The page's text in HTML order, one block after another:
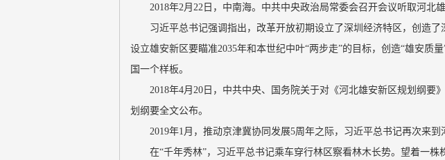
2018年2月22日，中南海。中共中央政治局常委会召开会议听取河北
习近平总书记强调指出，改革开放初期设立了深圳经济特区，创造了
设立雄安新区要瞄准2035年和本世纪中叶“两步走”的目标，创造“雄安质
国一个样板。
2018年4月20日，中共中央、国务院关于对《河北雄安新区规划纲要
划纲要全文公布。
2019年1月，推动京津冀协同发展5周年之际，习近平总书记再次来到
在“千年秀林”，习近平总书记乘车穿行林区察看林木长势。望着一株